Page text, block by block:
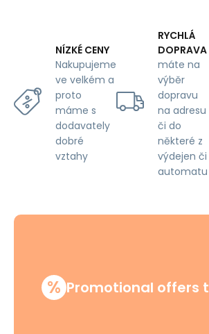
NÍZKÉ CENY
Nakupujeme
ve velkém a
proto
máme s
dodavately
dobré
vztahy
RYCHLÁ
DOPRAVA
máte na
výběr
dopravu
na adresu
či do
některé z
výdejen či
automatu
% Promotional offers